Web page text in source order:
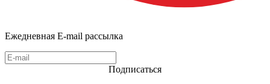
Ежедневная E-mail рассылка
Подписаться